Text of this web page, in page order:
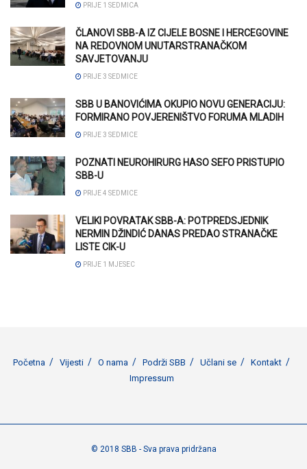
PRIJE 1 SEDMICA
ČLANOVI SBB-A IZ CIJELE BOSNE I HERCEGOVINE
NA REDOVNOM UNUTARSTRANAČKOM
SAVJETOVANJU
PRIJE 3 SEDMICE
SBB U BANOVIĆIMA OKUPIO NOVU GENERACIJU:
FORMIRANO POVJERENIŠTVO FORUMA MLADIH
PRIJE 3 SEDMICE
POZNATI NEUROHIRURG HASO SEFO PRISTUPIO
SBB-U
PRIJE 4 SEDMICE
VELIKI POVRATAK SBB-A: POTPREDSJEDNIK
NERMIN DŽINDIĆ DANAS PREDAO STRANAČKE
LISTE CIK-U
PRIJE 1 MJESEC
Početna Vijesti O nama Podrži SBB Učlani se
Kontakt
Impressum
© 2018 SBB - Sva prava pridržana